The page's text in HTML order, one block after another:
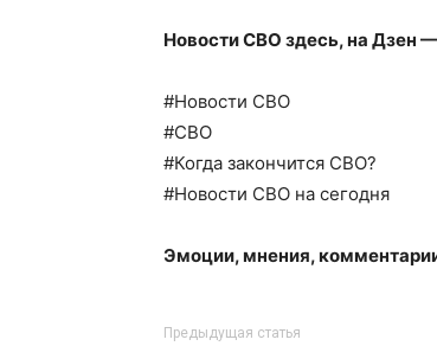
Новости СВО здесь, на Дзен
#Новости СВО
#СВО
#Когда закончится СВО?
#Новости СВО на сегодня
Эмоции, мнения,
Предыдущая статья